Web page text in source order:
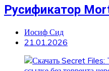
Русификатор
Иосиф Сид
21.01.2026